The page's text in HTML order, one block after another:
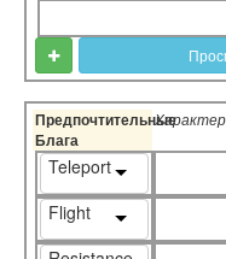
Предпочтительные
Блага
Teleport
Flight